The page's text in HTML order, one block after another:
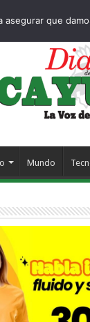
Mundo
asegurar que